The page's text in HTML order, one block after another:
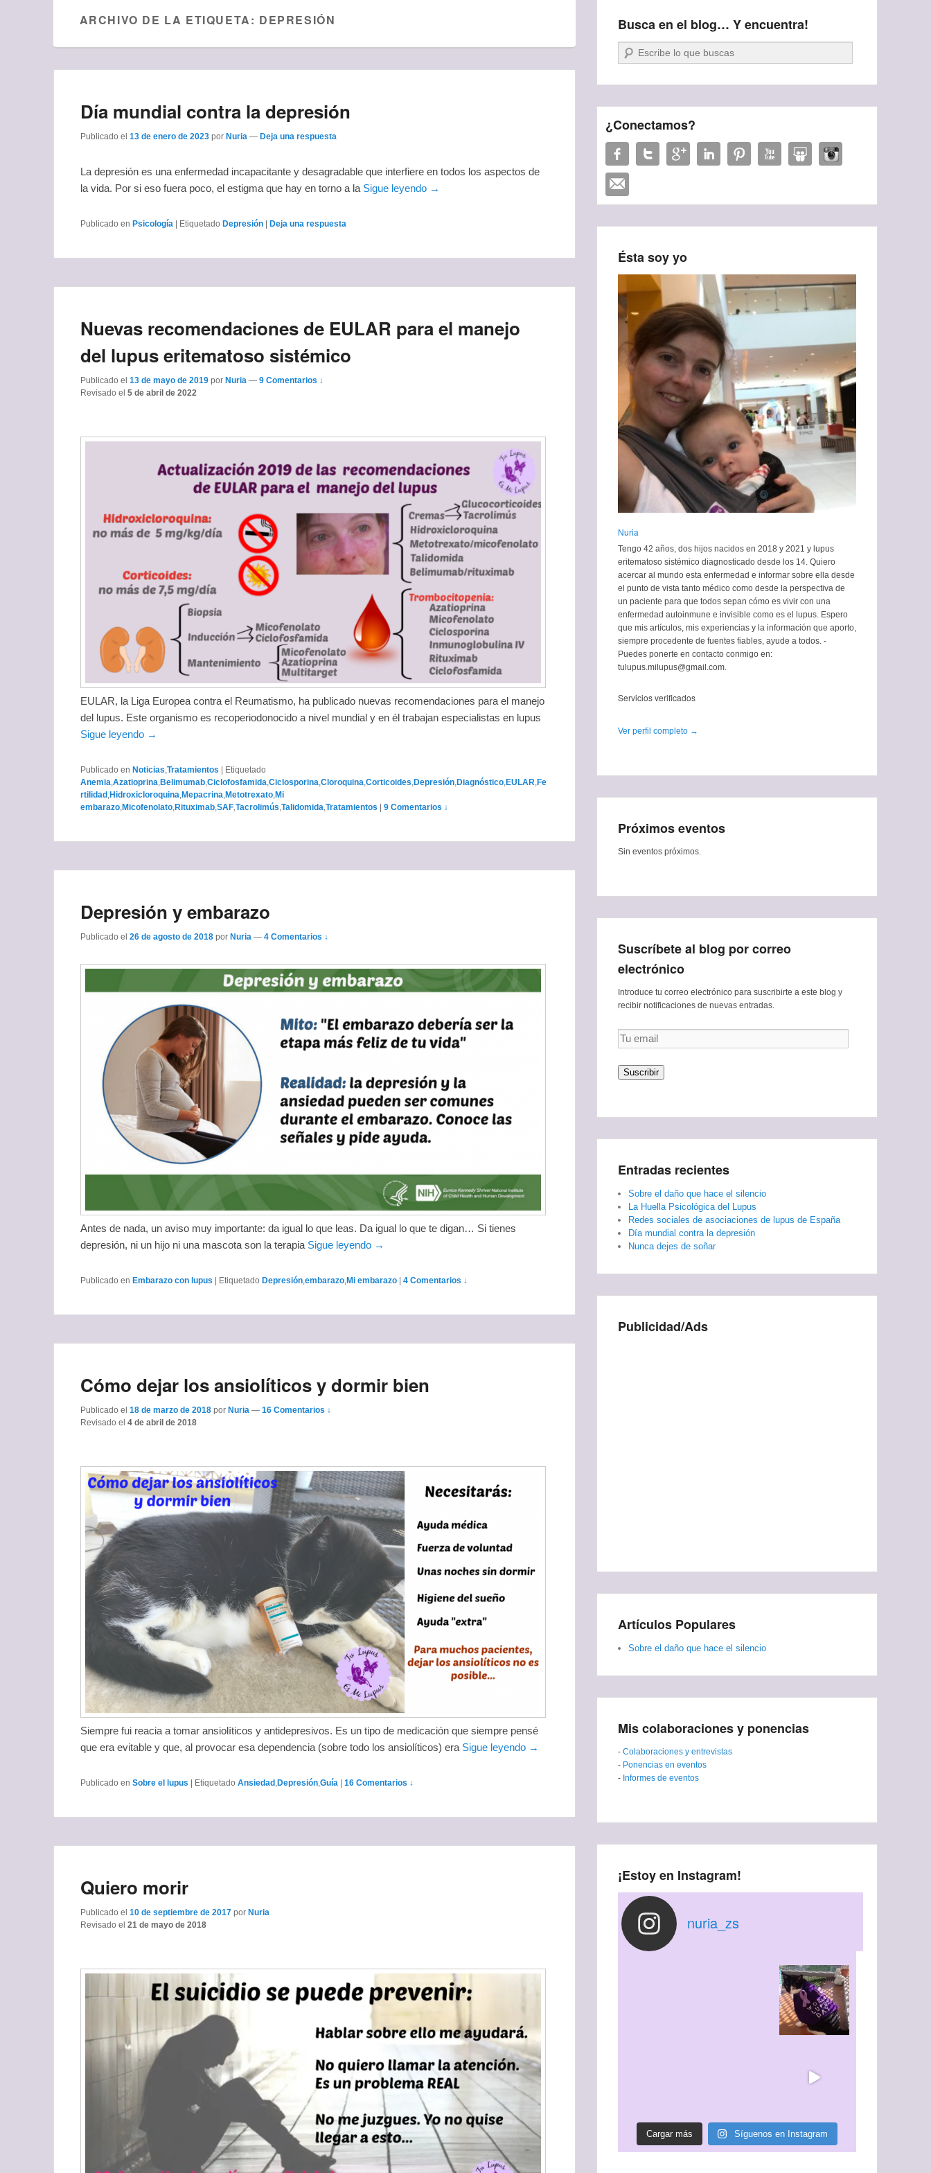
ARCHIVO DE LA ETIQUETA: DEPRESIÓN
Día mundial contra la depresión
Publicado el 13 de enero de 2023 por Nuria — Deja una respuesta
La depresión es una enfermedad incapacitante y desagradable que interfiere en todos los aspectos de
la vida. Por si eso fuera poco, el estigma que hay en torno a la Sigue leyendo →
Publicado en Psicología | Etiquetado Depresión | Deja una respuesta
Nuevas recomendaciones de EULAR para el manejo
del lupus eritematoso sistémico
Publicado el 13 de mayo de 2019 por Nuria — 9 Comentarios ↓
Revisado el 5 de abril de 2022
EULAR, la Liga Europea contra el Reumatismo, ha publicado nuevas recomendaciones para el manejo
del lupus. Este organismo es recoperiodonocido a nivel mundial y en él trabajan especialistas en lupus
Sigue leyendo →
Publicado en Noticias,Tratamientos | Etiquetado
Anemia,Azatioprina,Belimumab,Ciclofosfamida,Ciclosporina,Cloroquina,Corticoides,Depresión,Diagnóstico,EULAR,Fe
rtilidad,Hidroxicloroquina,Mepacrina,Metotrexato,Mi
embarazo,Micofenolato,Rituximab,SAF,Tacrolimús,Talidomida,Tratamientos | 9 Comentarios ↓
Depresión y embarazo
Publicado el 26 de agosto de 2018 por Nuria — 4 Comentarios ↓
Antes de nada, un aviso muy importante: da igual lo que leas. Da igual lo que te digan… Si tienes
depresión, ni un hijo ni una mascota son la terapia Sigue leyendo →
Publicado en Embarazo con lupus Etiquetado Depresión,embarazo,Mi embarazo 4 Comentarios ↓
Cómo dejar los ansiolíticos y dormir bien
Publicado el 18 de marzo de 2018 por Nuria — 16 Comentarios ↓
Revisado el 4 de abril de 2018
Siempre fui reacia a tomar ansiolíticos y antidepresivos. Es un tipo de medicación que siempre pensé
que era evitable y que, al provocar esa dependencia (sobre todo los ansiolíticos) era Sigue leyendo →
Publicado en Sobre el lupus Etiquetado Ansiedad ,Depresión,Guía 16 Comentarios ↓
Quiero morir
Publicado el 10 de septiembre de 2017 por Nuria
Revisado el 21 de mayo de 2018
Busca en el blog… Y encuentra!
Buscar
¿Conectamos?
Ésta soy yo
Nuria
Tengo 42 años, dos hijos nacidos en 2018 y 2021 y lupus
eritematoso sistémico diagnosticado desde los 14. Quiero
acercar al mundo esta enfermedad e informar sobre ella desde
el punto de vista tanto médico como desde la perspectiva de
un paciente para que todos sepan cómo es vivir con una
enfermedad autoinmune e invisible como es el lupus. Espero
que mis artículos, mis experiencias y la información que aporto,
siempre procedente de fuentes fiables, ayude a todos. -
Puedes ponerte en contacto conmigo en:
tulupus.milupus@gmail.com.
Servicios verificados
Ver perfil completo →
Próximos eventos
Sin eventos próximos.
Suscríbete al blog por correo
electrónico
Introduce tu correo electrónico para suscribirte a este blog y
recibir notificaciones de nuevas entradas.
Tu
email
Suscribir
Entradas recientes
Sobre el daño que hace el silencio
La Huella Psicológica del Lupus
Redes sociales de asociaciones de lupus de España
Día mundial contra la depresión
Nunca dejes de soñar
Publicidad/Ads
Artículos Populares
Sobre el daño que hace el silencio
Mis colaboraciones y ponencias
- Colaboraciones y entrevistas
- Ponencias en eventos
- Informes de eventos
¡Estoy en Instagram!
nuria_zs
Cargar más Síguenos en Instagram